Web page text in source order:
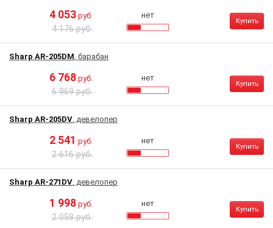
4 053 руб.
4 176 руб.
нет
Купить
Sharp AR-205DM, барабан
6 768 руб.
6 969 руб.
нет
Купить
Sharp AR-205DV, девелопер
2 541 руб.
2 616 руб.
нет
Купить
Sharp AR-271DV, девелопер
1 998 руб.
2 058 руб.
нет
Купить